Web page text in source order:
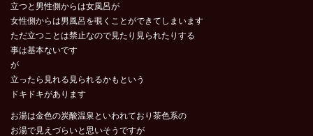
立つと男性側からは女風呂が
女性側からは男風呂を覗くことができてしまいます
ただ立つことは禁止なので見たり見られたりする
事は基本ないです
が
立ったら見れる見られるかもという
ドキドキがあります
お湯は金色の炭酸温泉といわれており茶色系の
お湯で見えづらいと思いそうですが